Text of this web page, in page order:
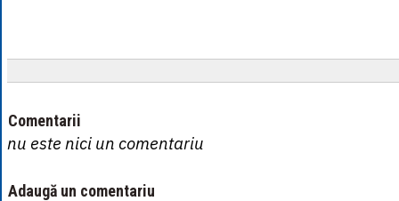
Comentarii
nu este nici un comentariu
Adaugă un comentariu